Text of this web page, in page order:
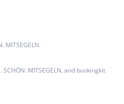
MITSEGELN.
SCHÖN. MITSEGELN. and bookingkit